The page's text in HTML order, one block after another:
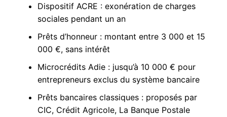
Dispositif ACRE : exonération de charges
sociales pendant un an
Prêts d’honneur : montant entre 3 000 et 15
000 €, sans intérêt
Microcrédits Adie : jusqu’à 10 000 € pour
entrepreneurs exclus du système bancaire
Prêts bancaires classiques : proposés par
CIC, Crédit Agricole, La Banque Postale